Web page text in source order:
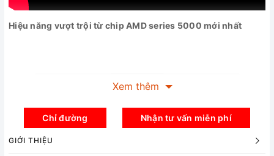
Hiệu năng vượt trội từ chip AMD series 5000 mới nhất
Xem thêm
Chỉ đường Nhận tư vấn miễn phí
GIỚI THIỆU